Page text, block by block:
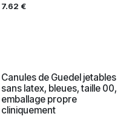
7.62 €
Canules de Guedel jetables
sans latex, bleues, taille 00,
emballage propre
cliniquement